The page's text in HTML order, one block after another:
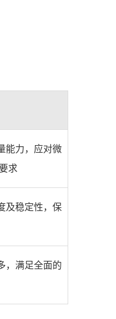
能力，应对微
求
及稳定性，保
，满足全面的